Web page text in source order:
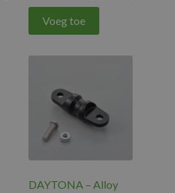
Voeg toe
DAYTONA – Alloy